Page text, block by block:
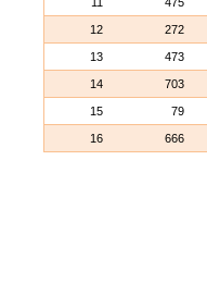
12 272
13 473
14 703
15 79
16 666